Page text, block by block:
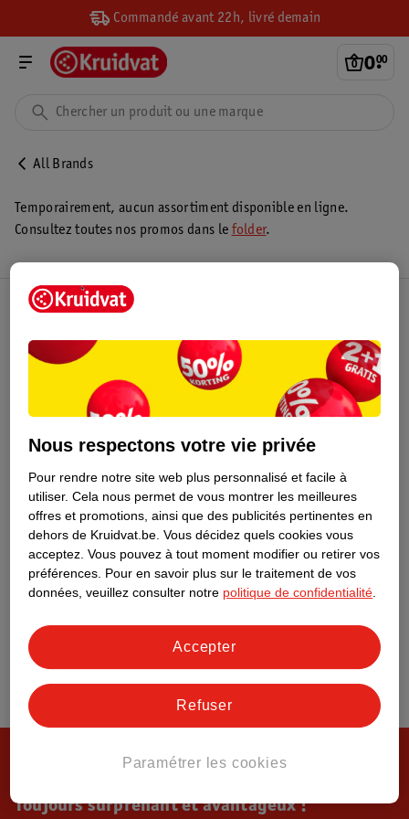
Commandé avant 22h, livré demain
0.
00
All Brands
Temporairement, aucun assortiment disponible en ligne.
Consultez toutes nos promos dans le folder.
Toujours surprenant et avantageux !
Nous respectons votre vie privée
Pour rendre notre site web plus personnalisé et facile à
utiliser. Cela nous permet de vous montrer les meilleures
offres et promotions, ainsi que des publicités pertinentes en
dehors de Kruidvat.be. Vous décidez quels cookies vous
acceptez. Vous pouvez à tout moment modifier ou retirer vos
préférences. Pour en savoir plus sur le traitement de vos
données, veuillez consulter notre politique de confidentialité
Paramétrer les cookies
Refuser
Accepter